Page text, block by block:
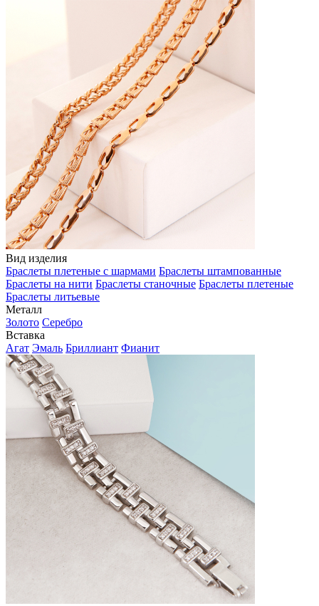
Вид изделия
Браслеты плетеные с шармами Браслеты штампованные
Браслеты на нити Браслеты станочные Браслеты плетеные
Браслеты литьевые
Металл
Золото Серебро
Вставка
Агат Эмаль Бриллиант Фианит